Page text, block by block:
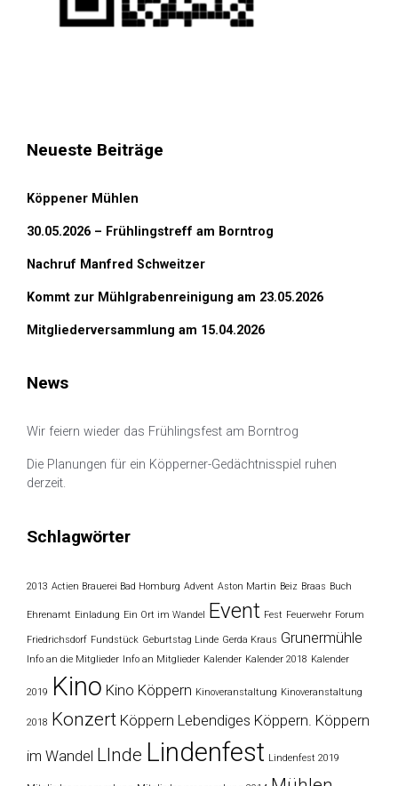
Neueste Beiträge
Köppener Mühlen
30.05.2026 – Frühlingstreff am Borntrog
Nachruf Manfred Schweitzer
Kommt zur Mühlgrabenreinigung am 23.05.2026
Mitgliederversammlung am 15.04.2026
News
Wir feiern wieder das Frühlingsfest am Borntrog
Die Planungen für ein Köpperner-Gedächtnisspiel ruhen
derzeit.
Schlagwörter
2013 Actien Brauerei Bad Homburg Advent Aston Martin Beiz Braas Buch
Ehrenamt Einladung Ein Ort im Wandel Event Fest Feuerwehr Forum
Friedrichsdorf Fundstück Geburtstag Linde Gerda Kraus Grunermühle
Info an die Mitglieder Info an Mitglieder Kalender Kalender 2018 Kalender
2019 Kino Kino Köppern Kinoveranstaltung Kinoveranstaltung
2018 Konzert Köppern Lebendiges Köppern. Köppern
im Wandel LInde Lindenfest Lindenfest 2019